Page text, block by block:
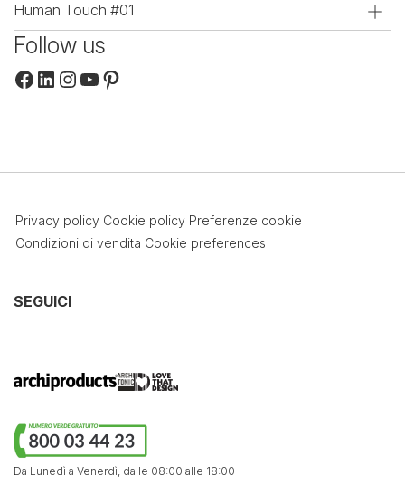
Human Touch #01
Follow us
Facebook
LinkedIn
Instagram
YouTube
Pinterest
Privacy policy Cookie policy Preferenze cookie
Condizioni di vendita Cookie preferences
SEGUICI
Da Lunedì a Venerdì, dalle 08:00 alle 18:00